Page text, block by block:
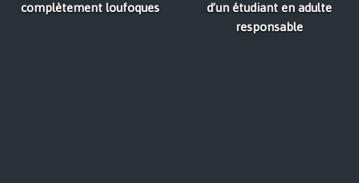
complètement loufoques
d’un étudiant en adulte
responsable